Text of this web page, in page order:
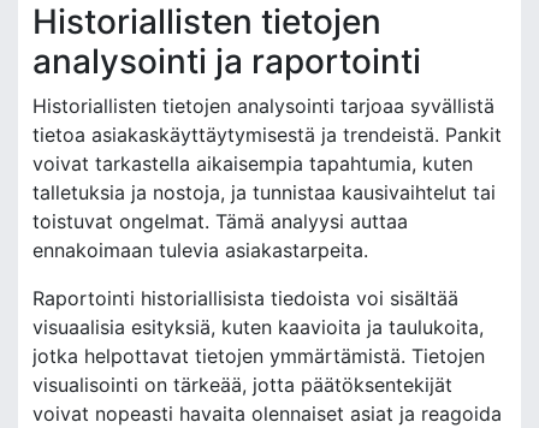
Historiallisten tietojen
analysointi ja raportointi
Historiallisten tietojen analysointi tarjoaa syvällistä
tietoa asiakaskäyttäytymisestä ja trendeistä. Pankit
voivat tarkastella aikaisempia tapahtumia, kuten
talletuksia ja nostoja, ja tunnistaa kausivaihtelut tai
toistuvat ongelmat. Tämä analyysi auttaa
ennakoimaan tulevia asiakastarpeita.
Raportointi historiallisista tiedoista voi sisältää
visuaalisia esityksiä, kuten kaavioita ja taulukoita,
jotka helpottavat tietojen ymmärtämistä. Tietojen
visualisointi on tärkeää, jotta päätöksentekijät
voivat nopeasti havaita olennaiset asiat ja reagoida